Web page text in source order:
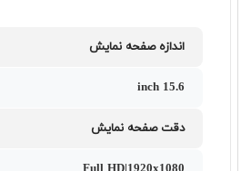
اندازه صفحه نمایش
15.6 inch
دقت صفحه نمایش